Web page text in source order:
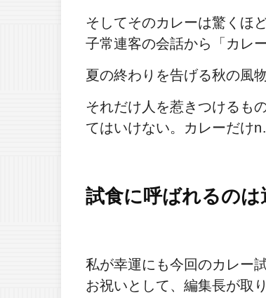
そしてそのカレーは驚くほ
子常連客の会話から「カレ
夏の終わりを告げる秋の風
それだけ人を惹きつけるも
てはいけない。カレーだけ
試食に呼ばれるの
私が幸運にも今回のカレー
お祝いとして、編集長が取